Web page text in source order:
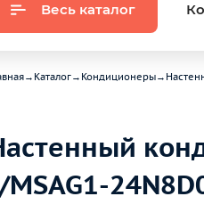
Весь каталог
→ Каталог→ Кондиционеры→